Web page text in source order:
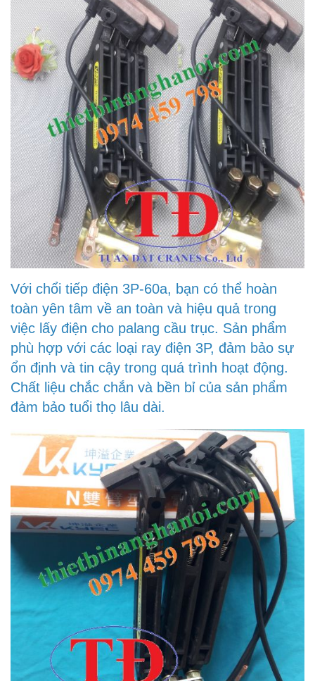
Với chổi tiếp điện 3P-60a, bạn có thể hoàn
toàn yên tâm về an toàn và hiệu quả trong
việc lấy điện cho palang cầu trục. Sản phẩm
phù hợp với các loại ray điện 3P, đảm bảo sự
ổn định và tin cậy trong quá trình hoạt động.
Chất liệu chắc chắn và bền bỉ của sản phẩm
đảm bảo tuổi thọ lâu dài.